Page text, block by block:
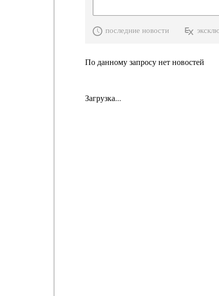
последние новости
По данному запросу нет новостей
Загрузка...